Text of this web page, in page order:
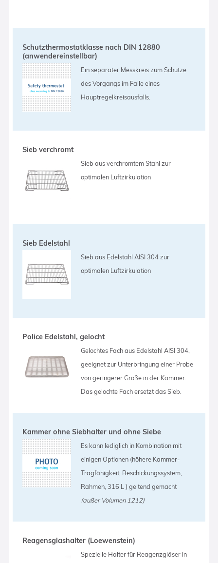
Schutzthermostatklasse nach DIN 12880
(anwendereinstellbar)
Ein separater Messkreis zum Schutze
des Vorgangs im Falle eines
Hauptregelkreisausfalls.
Sieb verchromt
Sieb aus verchromtem Stahl zur
optimalen Luftzirkulation
Sieb Edelstahl
Sieb aus Edelstahl AISI 304 zur
optimalen Luftzirkulation
Police Edelstahl, gelocht
Gelochtes Fach aus Edelstahl AISI 304,
geeignet zur Unterbringung einer Probe
von geringerer Größe in der Kammer.
Das gelochte Fach ersetzt das Sieb.
Kammer ohne Siebhalter und ohne Siebe
Es kann lediglich in Kombination mit
einigen Optionen (höhere Kammer-
Tragfähigkeit, Beschickungssystem,
Rahmen, 316 L ) geltend gemacht
(außer Volumen 1212)
Reagensglashalter (Loewenstein)
Spezielle Halter für Reagenzgläser in